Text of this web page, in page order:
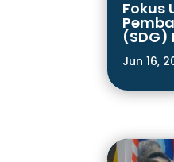
Fokus
(SDG)
Jun 16,